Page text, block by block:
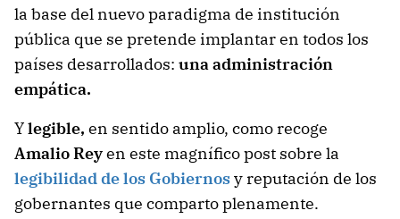
la base del nuevo paradigma de institución
pública que se pretende implantar en todos los
países desarrollados: una administración
empática.
Ylegible, en sentido amplio, como recoge
Amalio Reyen este magnífico post sobre la
legibilidad de los Gobiernosy reputación de los
gobernantes que comparto plenamente.